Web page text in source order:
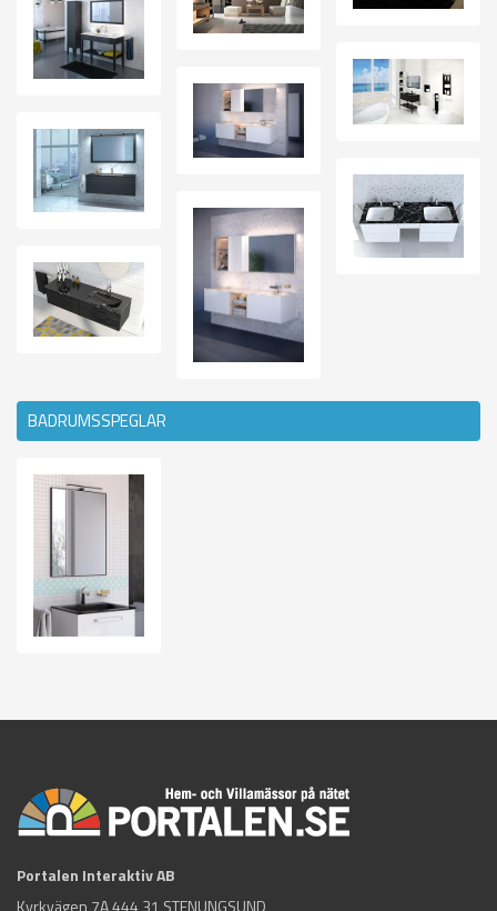
BADRUMSSPEGLAR
Portalen Interaktiv AB
Kyrkvägen 7A 444 31 STENUNGSUND